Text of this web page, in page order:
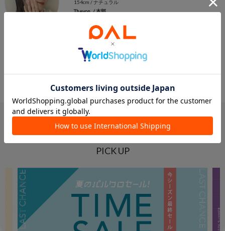
154cm / ナチュラル
Thevon. / 本部
2
PICK UP